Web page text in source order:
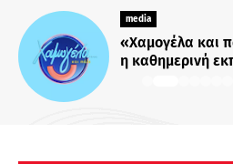
media
«Χαμογέλα και
η καθημερινή